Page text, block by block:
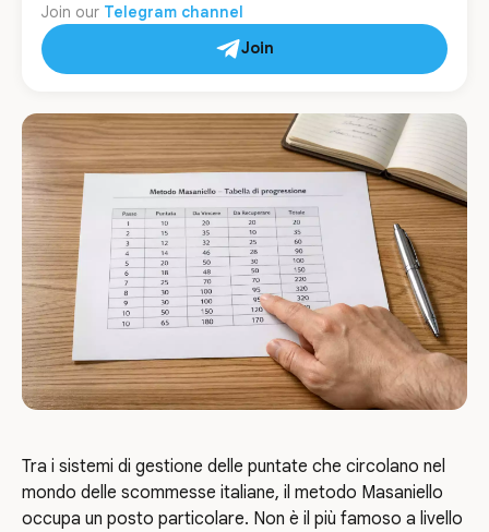
Join our Telegram channel
Join
Tra i sistemi di gestione delle puntate che circolano nel
mondo delle scommesse italiane, il metodo Masaniello
occupa un posto particolare. Non è il più famoso a livello